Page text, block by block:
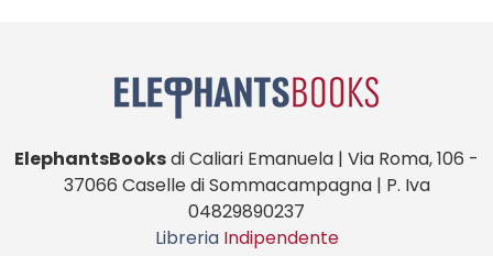
ElephantsBooksdi Caliari Emanuela | Via Roma, 106 -
37066 Caselle di Sommacampagna | P. Iva
04829890237
Libreria Indipendente